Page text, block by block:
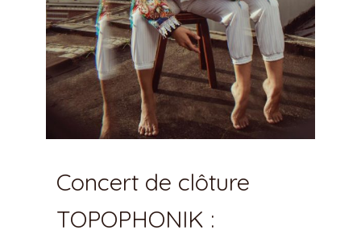
Concert de clôture
TOPOPHONIK :